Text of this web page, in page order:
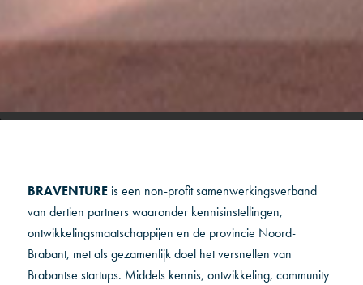
BRAVENTURE is een non-profit samenwerkingsverband
van dertien partners waaronder kennisinstellingen,
ontwikkelingsmaatschappijen en de provincie Noord-
Brabant, met als gezamenlijk doel het versnellen van
Brabantse startups. Middels kennis, ontwikkeling, community